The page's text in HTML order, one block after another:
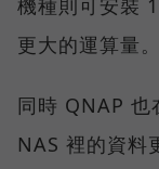
機種則可安裝
更大的運算量。
同時 QNAP 也
NAS 裡的資料